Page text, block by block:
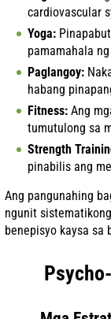
cardiovascular
Yoga:
pamamahala
Paglangoy:
habang
Fitness: Ang
tumutulong sa
Strength
pinabilis ang
Ang pangunahing
ngunit
benepisyo kaysa sa